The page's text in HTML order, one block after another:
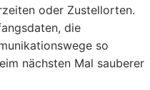
oder Zustellorten.
die
so
nächsten Mal sauberer